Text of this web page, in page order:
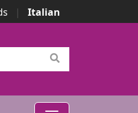
|
Italian